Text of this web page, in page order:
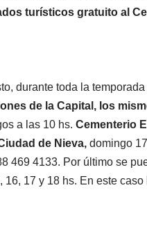
turísticos gratuito al
durante toda la temporada
de la Capital, los
a las 10 hs. Cementerio
de Nieva, domingo
469 4133. Por último se
16, 17 y 18 hs. En este